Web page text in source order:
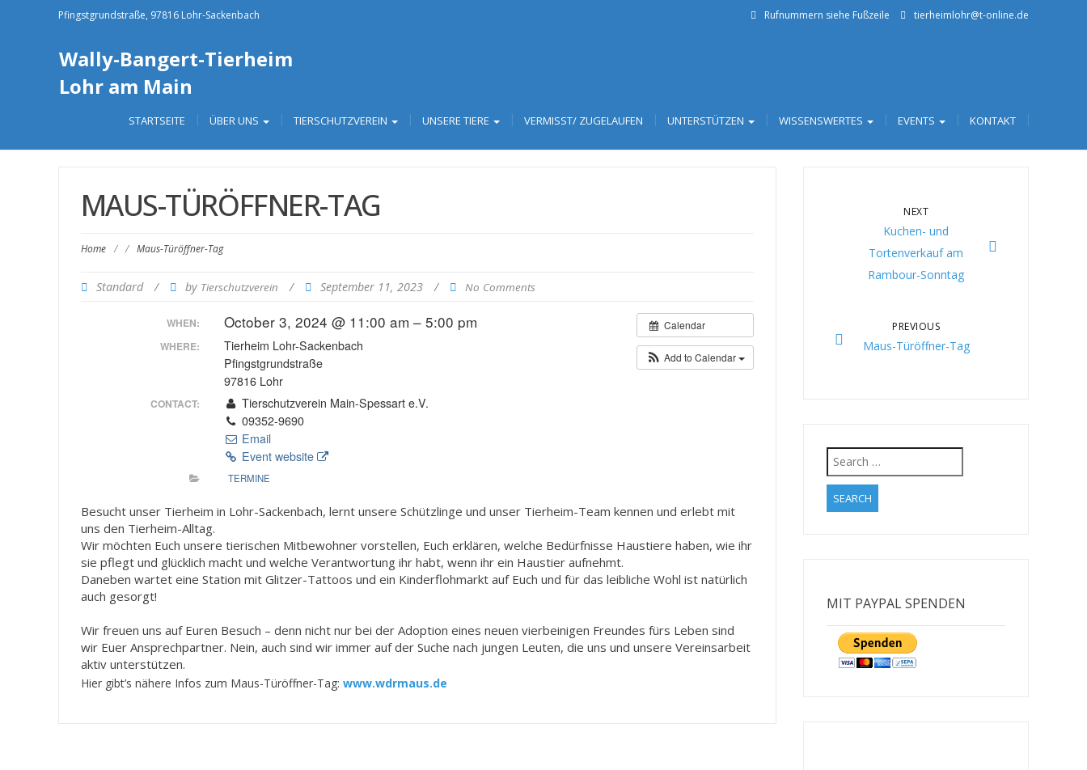
Pfingstgrundstraße, 97816 Lohr-Sackenbach Rufnummern siehe Fußzeile tierheimlohr@t-online.de
Wally-Bangert-Tierheim
Lohr am Main
STARTSEITE ÜBER UNS TIERSCHUTZVEREIN UNSERE TIERE VERMISST/ ZUGELAUFEN UNTERSTÜTZEN WISSENSWERTES EVENTS KONTAKT
MAUS-TÜRÖFFNER-TAG
Home / / Maus-Türöffner-Tag
Standard / by Tierschutzverein / September 11, 2023 / No Comments
Calendar
Add to Calendar
WHEN: October 3, 2024 @ 11:00 am – 5:00 pm
WHERE:
Tierheim Lohr-Sackenbach
Pfingstgrundstraße
97816 Lohr
CONTACT:
Tierschutzverein Main-Spessart e.V.
09352-9690
Email
Event website
TERMINE
Besucht unser Tierheim in Lohr-Sackenbach, lernt unsere Schützlinge und unser Tierheim-Team kennen und erlebt mit
uns den Tierheim-Alltag.
Wir möchten Euch unsere tierischen Mitbewohner vorstellen, Euch erklären, welche Bedürfnisse Haustiere haben, wie ihr
sie pflegt und glücklich macht und welche Verantwortung ihr habt, wenn ihr ein Haustier aufnehmt.
Daneben wartet eine Station mit Glitzer-Tattoos und ein Kinderflohmarkt auf Euch und für das leibliche Wohl ist natürlich
auch gesorgt!
Wir freuen uns auf Euren Besuch – denn nicht nur bei der Adoption eines neuen vierbeinigen Freundes fürs Leben sind
wir Euer Ansprechpartner. Nein, auch sind wir immer auf der Suche nach jungen Leuten, die uns und unsere Vereinsarbeit
aktiv unterstützen.
Hier gibt’s nähere Infos zum Maus-Türöffner-Tag: www.wdrmaus.de
NEXT
Kuchen- und
Tortenverkauf am
Rambour-Sonntag
PREVIOUS
Maus-Türöffner-Tag
Search
for:
MIT PAYPAL SPENDEN